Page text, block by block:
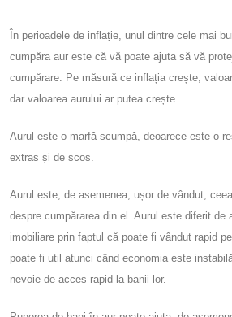
În perioadele de inflație, unul dintre cele mai
cumpăra aur este că vă poate ajuta să vă
cumpărare. Pe măsură ce inflația crește,
dar valoarea aurului ar putea crește.
Aurul este o marfă scumpă, deoarece este o
extras și de scos.
Aurul este, de asemenea, ușor de vândut,
despre cumpărarea din el. Aurul este diferit de
imobiliare prin faptul că poate fi vândut rapid
poate fi util atunci când economia este
nevoie de acces rapid la banii lor.